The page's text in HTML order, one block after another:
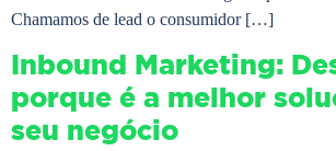
Chamamos de lead o consumidor […]
Inbound Marketing:
porque é a melhor
seu negócio